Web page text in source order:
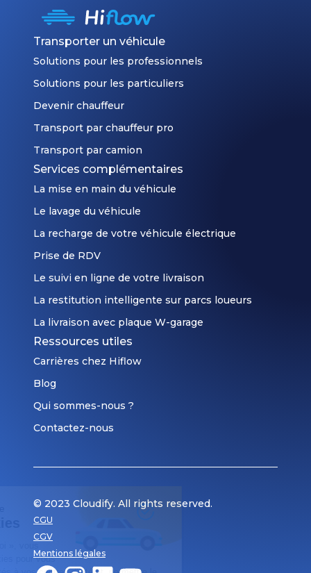
Respect de votre vie privée
Gestion des cookies
acceptez l’utilisation de cookies pour vous
Transporter un véhicule
Solutions pour les professionnels
Solutions pour les particuliers
Devenir chauffeur
Transport par chauffeur pro
Transport par camion
Services complémentaires
La mise en main du véhicule
Le lavage du véhicule
La recharge de votre véhicule électrique
Prise de RDV
Le suivi en ligne de votre livraison
La restitution intelligente sur parcs loueurs
La livraison avec plaque W-garage
Ressources utiles
Carrières chez Hiflow
Blog
Qui sommes-nous ?
Contactez-nous
© 2023 Cloudify. All rights reserved.
CGU
CGV
Mentions légales